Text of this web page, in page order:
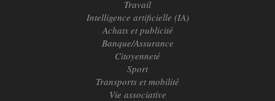
Travail
Intelligence artificielle (IA)
Achats et publicité
Banque/Assurance
Citoyenneté
Sport
Transports et mobilité
Vie associative